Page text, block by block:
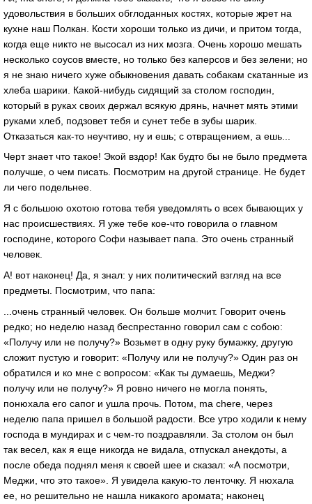
удовольствия в больших обглоданных костях, которые жрет на
кухне наш Полкан. Кости хороши только из дичи, и притом тогда,
когда еще никто не высосал из них мозга. Очень хорошо мешать
несколько соусов вместе, но только без каперсов и без зелени; но
я не знаю ничего хуже обыкновения давать собакам скатанные из
хлеба шарики. Какой-нибудь сидящий за столом господин,
который в руках своих держал всякую дрянь, начнет мять этими
руками хлеб, подзовет тебя и сунет тебе в зубы шарик.
Отказаться как-то неучтиво, ну и ешь; с отвращением, а ешь...
Черт знает что такое! Экой вздор! Как будто бы не было предмета
получше, о чем писать. Посмотрим на другой странице. Не будет
ли чего подельнее.
Я с большою охотою готова тебя уведомлять о всех бывающих у
нас происшествиях. Я уже тебе кое-что говорила о главном
господине, которого Софи называет папа. Это очень странный
человек.
А! вот наконец! Да, я знал: у них политический взгляд на все
предметы. Посмотрим, что папа:
...очень странный человек. Он больше молчит. Говорит очень
редко; но неделю назад беспрестанно говорил сам с собою:
«Получу или не получу?» Возьмет в одну руку бумажку, другую
сложит пустую и говорит: «Получу или не получу?» Один раз он
обратился и ко мне с вопросом: «Как ты думаешь, Меджи?
получу или не получу?» Я ровно ничего не могла понять,
понюхала его сапог и ушла прочь. Потом, ma chere, через
неделю папа пришел в большой радости. Все утро ходили к нему
господа в мундирах и с чем-то поздравляли. За столом он был
так весел, как я еще никогда не видала, отпускал анекдоты, а
после обеда поднял меня к своей шее и сказал: «А посмотри,
Меджи, что это такое». Я увидела какую-то ленточку. Я нюхала
ее, но решительно не нашла никакого аромата; наконец